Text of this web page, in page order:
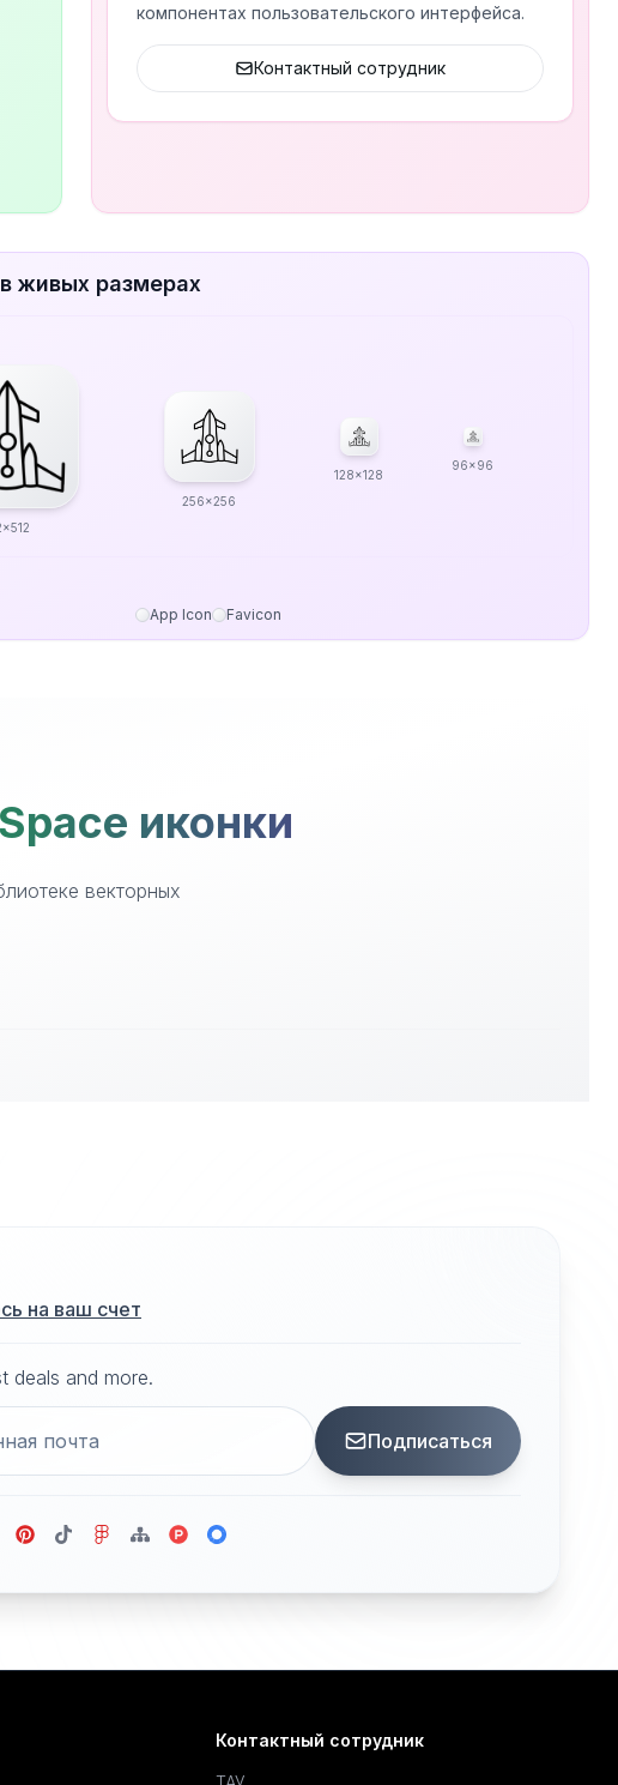
компонентах пользовательского интерфейса.
Контактный сотрудник
живых размерах
256x256
128x128
96x96
App Icon Favicon
иконки
векторных
на ваш счет
deals and more.
Подписаться
Контактный сотрудник